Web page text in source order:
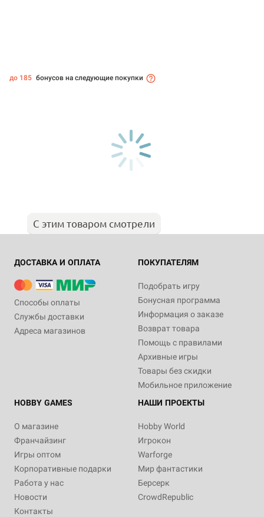
до 185 бонусов на следующие покупки
С этим товаром смотрели
ДОСТАВКА И ОПЛАТА
Способы оплаты
Службы доставки
Адреса магазинов
ПОКУПАТЕЛЯМ
Подобрать игру
Бонусная программа
Информация о заказе
Возврат товара
Помощь с правилами
Архивные игры
Товары без скидки
Мобильное приложение
HOBBY GAMES
О магазине
Франчайзинг
Игры оптом
Корпоративные подарки
Работа у нас
Новости
Контакты
НАШИ ПРОЕКТЫ
Hobby World
Игрокон
Warforge
Мир фантастики
Берсерк
CrowdRepublic